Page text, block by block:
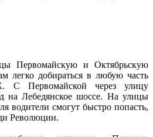
Первомайскую и Октябрьскую
легко добираться в любую часть
С Первомайской через улицу
на Лебедянское шоссе. На улицы
водители смогут быстро попасть,
Революции.